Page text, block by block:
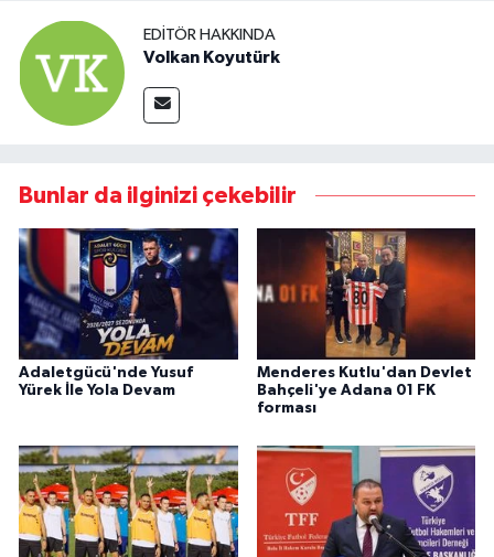
EDITÖR HAKKINDA
Volkan Koyutürk
Bunlar da ilginizi çekebilir
Adaletgücü'nde Yusuf
Yürek İle Yola Devam
Menderes Kutlu'dan Devlet
Bahçeli'ye Adana 01 FK
forması